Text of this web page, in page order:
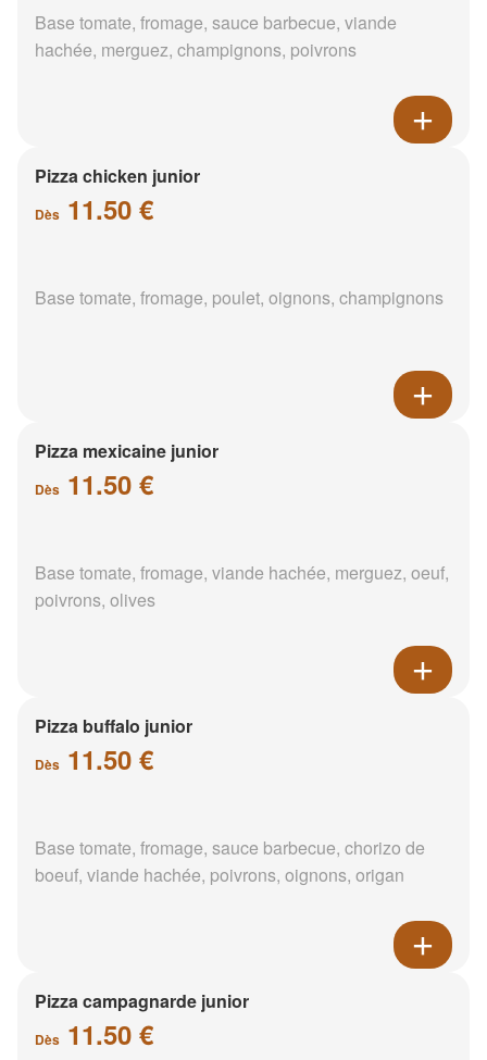
Base tomate, fromage, sauce barbecue, viande
hachée, merguez, champignons, poivrons
Pizza chicken junior
Dès 11.50 €
Base tomate, fromage, poulet, oignons, champignons
Pizza mexicaine junior
Dès 11.50 €
Base tomate, fromage, viande hachée, merguez, oeuf,
poivrons, olives
Pizza buffalo junior
Dès 11.50 €
Base tomate, fromage, sauce barbecue, chorizo de
boeuf, viande hachée, poivrons, oignons, origan
Pizza campagnarde junior
Dès 11.50 €